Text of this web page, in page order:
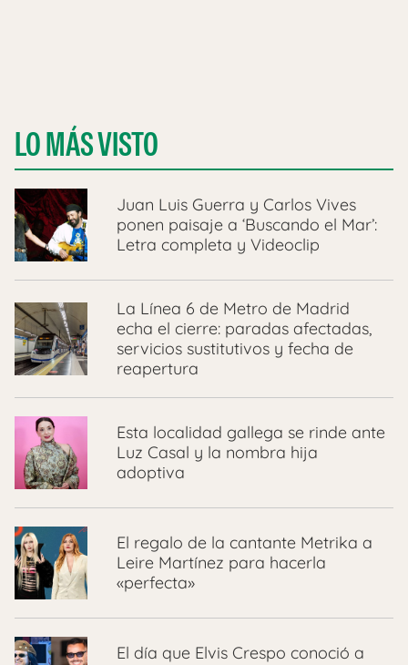
LO MÁS VISTO
Juan Luis Guerra y Carlos Vives
ponen paisaje a ‘Buscando el Mar’:
Letra completa y Videoclip
La Línea 6 de Metro de Madrid
echa el cierre: paradas afectadas,
servicios sustitutivos y fecha de
reapertura
Esta localidad gallega se rinde ante
Luz Casal y la nombra hija
adoptiva
El regalo de la cantante Metrika a
Leire Martínez para hacerla
«perfecta»
El día que Elvis Crespo conoció a